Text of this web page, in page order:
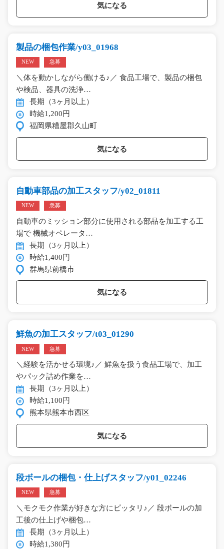
気になる
製品の梱包作業/y03_01968
NEW 急募
＼体を動かしながら働ける♪／ 食品工場で、製品の梱包
や検品、器具の洗浄…
長期（3ヶ月以上）
時給1,200円
福岡県糟屋郡久山町
気になる
自動車部品の加工スタッフ/y02_01811
NEW 急募
自動車のミッション部分に使用される部品を加工する工
場で 機械オペレータ…
長期（3ヶ月以上）
時給1,400円
群馬県前橋市
気になる
鮮魚の加工スタッフ/t03_01290
NEW 急募
＼経験を活かせる環境♪／ 鮮魚を扱う食品工場で、加工
やパック詰め作業を…
長期（3ヶ月以上）
時給1,100円
熊本県熊本市西区
気になる
段ボールの梱包・仕上げスタッフ/y01_02246
NEW 急募
＼モクモク作業が好きな方にピッタリ♪／ 段ボールの加
工後の仕上げや梱包…
長期（3ヶ月以上）
時給1,380円